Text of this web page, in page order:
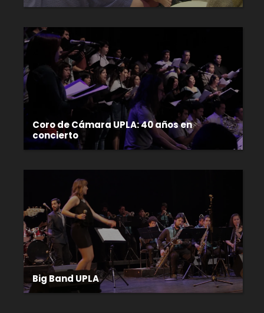
Coro de Cámara UPLA: 40 años en
concierto
Big Band UPLA